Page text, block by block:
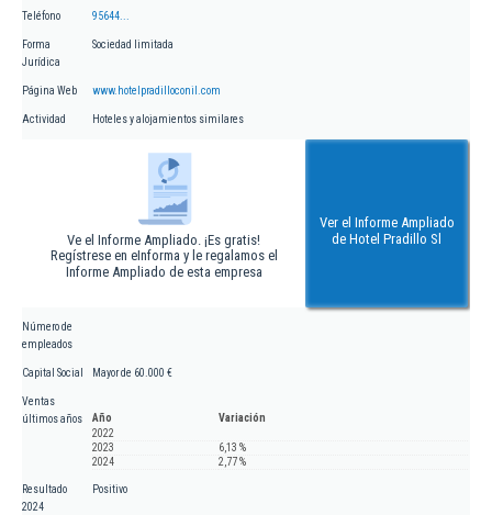
Teléfono 95644...
Forma
Jurídica
Sociedad limitada
Página Web www.hotelpradilloconil.com
Actividad Hoteles y alojamientos similares
Ve el Informe Ampliado. ¡Es gratis!
Regístrese en eInforma y le regalamos el
Informe Ampliado de esta empresa
Ver el Informe Ampliado
de Hotel Pradillo Sl
Número de
empleados
Capital Social Mayor de 60.000 €
Ventas
últimos años
Año
Variación
2022
2023
6,13 %
2024
2,77 %
Resultado
2024
Positivo